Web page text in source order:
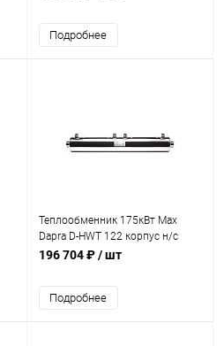
Подробнее
Теплообменник 175кВт Max
Dapra D-HWT 122 корпус н/с
спираль н/с AISI 316 (100130)
196 704 ₽/ шт
Подробнее